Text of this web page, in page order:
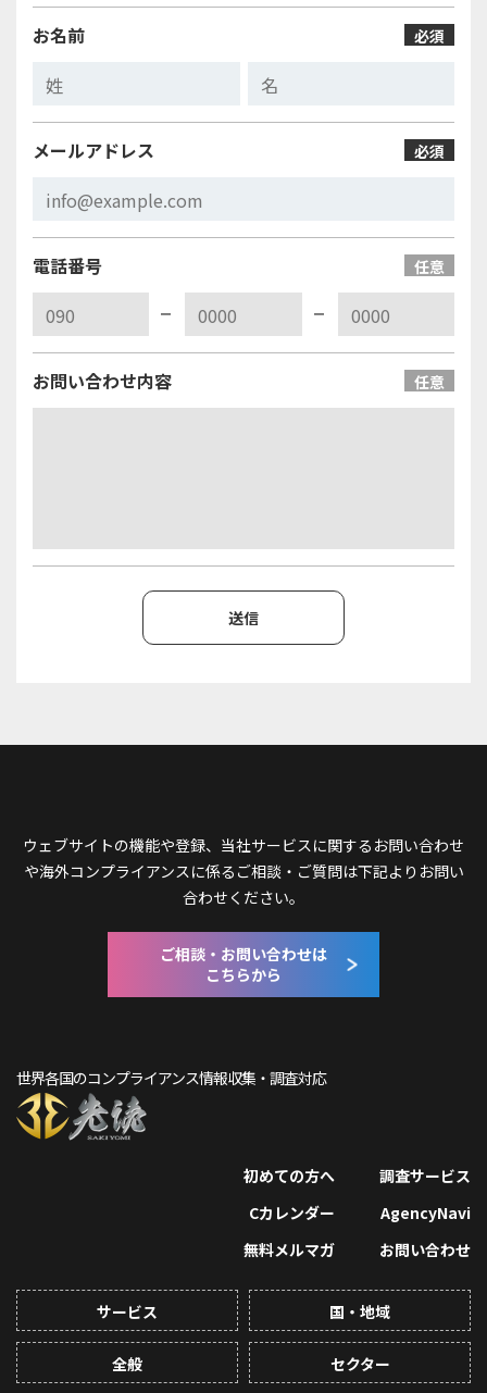
お名前 必須
メールアドレス 必須
電話番号 任意
お問い合わせ内容 任意
ウェブサイトの機能や登録、当社サービスに関するお問い合わせ
や海外コンプライアンスに係るご相談・ご質問は下記よりお問い
合わせください。
ご相談・お問い合わせは
こちらから
世界各国のコンプライアンス情報収集・調査対応
初めての方へ
調査サービス
Cカレンダー
AgencyNavi
無料メルマガ
お問い合わせ
サービス 国・地域
全般 セクター